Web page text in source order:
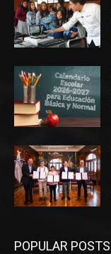
POPULAR POSTS